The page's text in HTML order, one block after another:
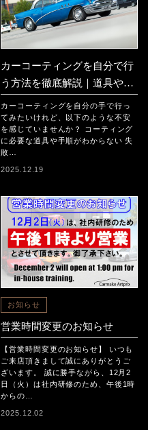
カーコーティングを自分で行
う方法を徹底解説｜道具や手
順から失敗しない4つのポイ
ントも紹介
カーコーティングを自分の手で行っ
てみたいけれど、以下のような不安
を感じていませんか？ コーティング
に必要な道具や手順がわからない 失
敗…
2025.12.19
お知らせ
営業時間変更のお知らせ
【営業時間変更のお知らせ】 いつも
ご来店頂きまして誠にありがとうご
ざいます。 誠に勝手ながら、12月2
日（火）は社内研修のため、午後1時
からの…
2025.12.02